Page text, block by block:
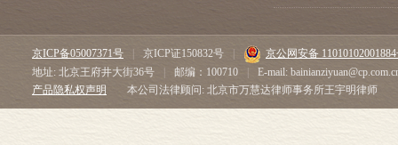
京ICP备05007371号 京ICP证150832号
京公网安备
地址: 北京王府井大街36号
邮编：100710
E-mail:
产品隐私权声明
本公司法律顾问: 北京市万慧达律师事务所王宇明律师